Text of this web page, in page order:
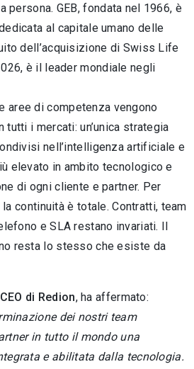
persona. GEB, fondata nel 1966, è
al capitale umano delle
dell’acquisizione di Swiss Life
è il leader mondiale negli
aree di competenza vengono
i mercati: un’unica strategia
nell’intelligenza artificiale e
elevato in ambito tecnologico e
di ogni cliente e partner. Per
continuità è totale. Contratti, team
e SLA restano invariati. Il
resta lo stesso che esiste da
di Redion, ha affermato:
dei nostri team
in tutto il mondo una
e abilitata dalla tecnologia.